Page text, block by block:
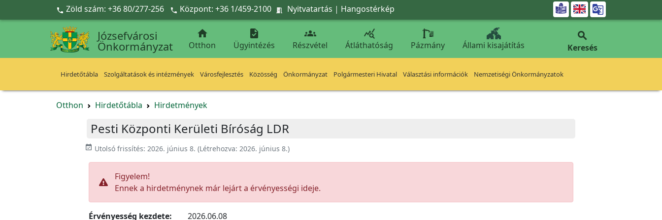
Ugrás a fő tartalomra
 Zöld szám: +36 80/277-256  Központ: +36 1/459-2100  Nyitvatartás | Hangostérkép 
Józsefvárosi
Önkormányzat

Otthon

Ügyintézés

Részvétel

Átláthatóság Pázmány Állami kisajátítás

Keresés
Hirdetőtábla Szolgáltatások és intézmények Városfejlesztés Közösség Önkormányzat Polgármesteri Hivatal Választási információk Nemzetiségi Önkormányzatok
Otthon Hirdetőtábla Hirdetmények
Pesti Központi Kerületi Bíróság LDR
event_available Utolsó frissítés: 2026. június 8. (Létrehozva: 2026. június 8.)
Figyelem!
Ennek a hirdetménynek már lejárt a érvényességi ideje.
Érvényesség kezdete:
2026.06.08